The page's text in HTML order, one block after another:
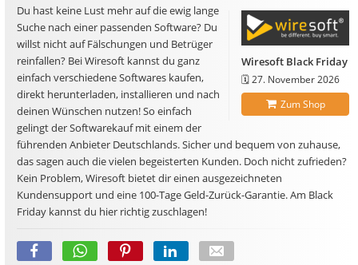
Wiresoft Black Friday
🗓️27. November 2026
Zum Shop
Du hast keine Lust mehr auf die ewig lange
Suche nach einer passenden Software? Du
willst nicht auf Fälschungen und Betrüger
reinfallen? Bei Wiresoft kannst du ganz
einfach verschiedene Softwares kaufen,
direkt herunterladen, installieren und nach
deinen Wünschen nutzen! So einfach
gelingt der Softwarekauf mit einem der
führenden Anbieter Deutschlands. Sicher und bequem von zuhause,
das sagen auch die vielen begeisterten Kunden. Doch nicht zufrieden?
Kein Problem, Wiresoft bietet dir einen ausgezeichneten
Kundensupport und eine 100-Tage Geld-Zurück-Garantie. Am Black
Friday kannst du hier richtig zuschlagen!